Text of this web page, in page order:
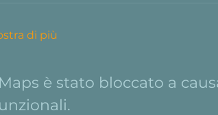
di più
è stato bloccato a